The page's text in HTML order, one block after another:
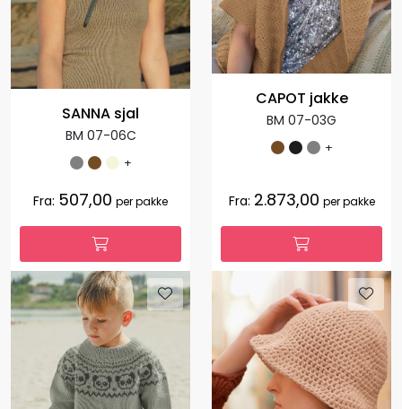
SANNA sjal
BM 07-06C
+
Fra: 507,00 per pakke
CAPOT jakke
BM 07-03G
+
Fra: 2.873,00 per pakke